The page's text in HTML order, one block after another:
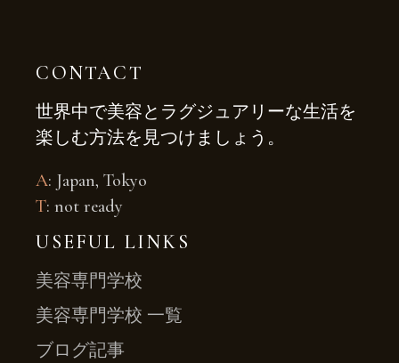
CONTACT
世界中で美容とラグジュアリーな生活を
楽しむ方法を見つけましょう。
A: Japan, Tokyo
T: not ready
USEFUL LINKS
美容専門学校
美容専門学校 一覧
ブログ記事